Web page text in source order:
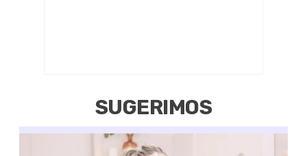
SUGERIMOS